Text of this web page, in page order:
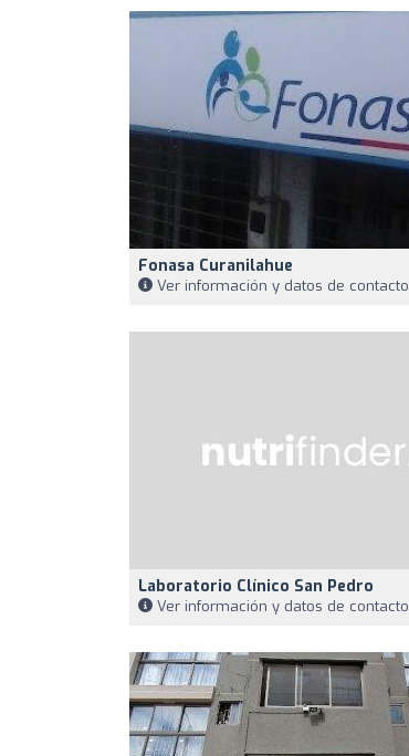
Fonasa Curanilahue
Ver información y datos de contacto
Laboratorio Clínico San Pedro
Ver información y datos de contacto